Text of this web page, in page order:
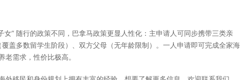
女” 随行的政策不同，巴拿马政策更显人性化：主申请人可同步携带三类亲
盖多数留学生阶段）、双方父母（无年龄限制）。一人申请即可完成全家海
需求，性价比极高。